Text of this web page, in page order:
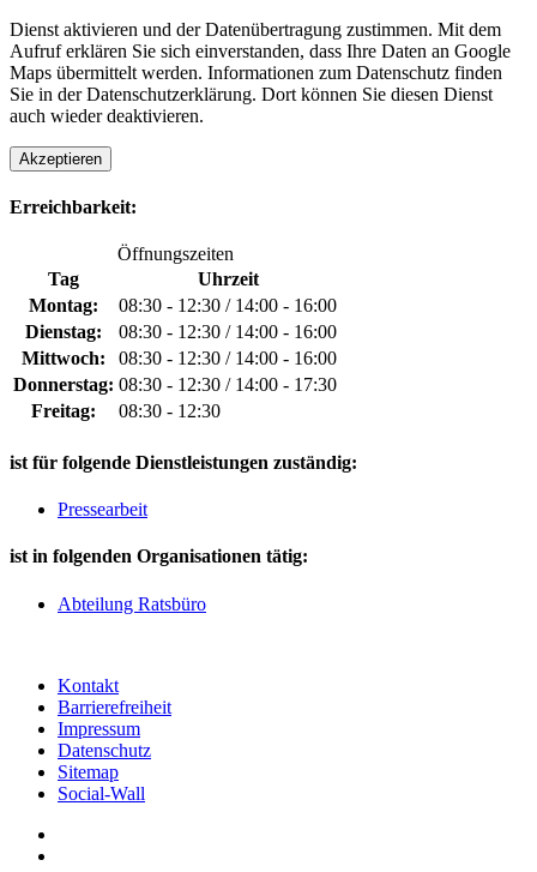
Dienst aktivieren und der Datenübertragung zustimmen. Mit dem
Aufruf erklären Sie sich einverstanden, dass Ihre Daten an Google
Maps übermittelt werden. Informationen zum Datenschutz finden
Sie in der Datenschutzerklärung. Dort können Sie diesen Dienst
auch wieder deaktivieren.
Akzeptieren
Erreichbarkeit:
Öffnungszeiten
Tag
Uhrzeit
Montag:
08:30 - 12:30 / 14:00 - 16:00
Dienstag:
08:30 - 12:30 / 14:00 - 16:00
Mittwoch:
08:30 - 12:30 / 14:00 - 16:00
Donnerstag: 08:30 - 12:30 / 14:00 - 17:30
Freitag:
08:30 - 12:30
ist für folgende Dienstleistungen zuständig:
Pressearbeit
ist in folgenden Organisationen tätig:
Abteilung Ratsbüro
Kontakt
Barrierefreiheit
Impressum
Datenschutz
Sitemap
Social-Wall